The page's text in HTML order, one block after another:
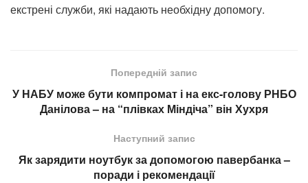
екстрені служби, які надають необхідну допомогу.
Попередній запис
У НАБУ може бути компромат і на екс-голову РНБО
Данілова – на “плівках Міндіча” він Хухря
Наступний запис
Як зарядити ноутбук за допомогою павербанка –
поради і рекомендації